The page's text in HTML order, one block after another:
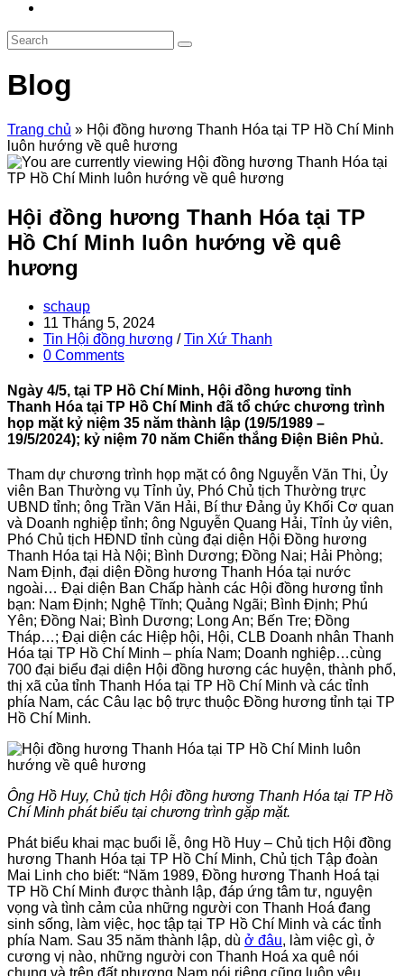
Blog
Trang chủ » Hội đồng hương Thanh Hóa tại TP Hồ Chí Minh
luôn hướng về quê hương
Hội đồng hương Thanh Hóa tại TP
Hồ Chí Minh luôn hướng về quê
hương
Post
author:
schaup
Post
published:
11 Tháng 5, 2024
Post
category:
Tin Hội đồng hương / Tin Xứ Thanh
Post
0 Comments
Ngày 4/5, tại TP Hồ Chí Minh, Hội đồng hương tỉnh
Thanh Hóa tại TP Hồ Chí Minh đã tổ chức chương trình
họp mặt kỷ niệm 35 năm thành lập (19/5/1989 –
19/5/2024); kỷ niệm 70 năm Chiến thắng Điện Biên Phủ.
Tham dự chương trình họp mặt có ông Nguyễn Văn Thi, Ủy
viên Ban Thường vụ Tỉnh ủy, Phó Chủ tịch Thường trực
UBND tỉnh; ông Trần Văn Hải, Bí thư Đảng ủy Khối Cơ quan
và Doanh nghiệp tỉnh; ông Nguyễn Quang Hải, Tỉnh ủy viên,
Phó Chủ tịch HĐND tỉnh cùng đại diện Hội Đồng hương
Thanh Hóa tại Hà Nội; Bình Dương; Đồng Nai; Hải Phòng;
Nam Định, đại diện Đồng hương Thanh Hóa tại nước
ngoài… Đại diện Ban Chấp hành các Hội đồng hương tỉnh
bạn: Nam Định; Nghệ Tĩnh; Quảng Ngãi; Bình Định; Phú
Yên; Đồng Nai; Bình Dương; Long An; Bến Tre; Đồng
Tháp…; Đại diện các Hiệp hội, Hội, CLB Doanh nhân Thanh
Hóa tại TP Hồ Chí Minh – phía Nam; Doanh nghiệp…cùng
700 đại biểu đại diện Hội đồng hương các huyện, thành phố,
thị xã của tỉnh Thanh Hóa tại TP Hồ Chí Minh và các tỉnh
phía Nam, các Câu lạc bộ trực thuộc Đồng hương tỉnh tại TP
Hồ Chí Minh.
Ông Hồ Huy, Chủ tịch Hội đồng hương Thanh Hóa tại TP Hồ
Chí Minh phát biểu tại chương trình gặp mặt.
Phát biểu khai mạc buổi lễ, ông Hồ Huy – Chủ tịch Hội đồng
hương Thanh Hóa tại TP Hồ Chí Minh, Chủ tịch Tập đoàn
Mai Linh cho biết: “Năm 1989, Đồng hương Thanh Hoá tại
TP Hồ Chí Minh được thành lập, đáp ứng tâm tư, nguyện
vọng và tình cảm của những người con Thanh Hoá đang
sinh sống, làm việc, học tập tại TP Hồ Chí Minh và các tỉnh
phía Nam. Sau 35 năm thành lập, dù ở đâu, làm việc gì, ở
cương vị nào, những người con Thanh Hoá xa quê nói